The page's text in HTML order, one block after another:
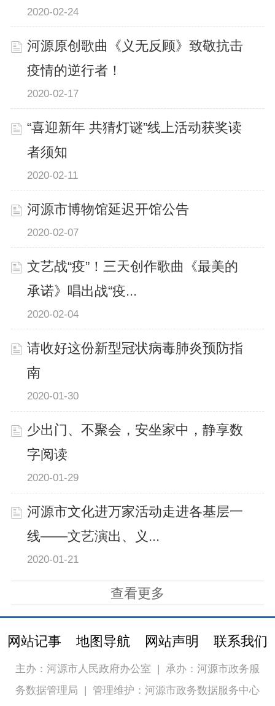
2020-02-24
河源原创歌曲《义无反顾》致敬抗击
疫情的逆行者！
2020-02-17
“喜迎新年 共猜灯谜”线上活动获奖读
者须知
2020-02-11
河源市博物馆延迟开馆公告
2020-02-07
文艺战“疫”！三天创作歌曲《最美的
承诺》唱出战“疫...
2020-02-04
请收好这份新型冠状病毒肺炎预防指
南
2020-01-30
少出门、不聚会，安坐家中，静享数
字阅读
2020-01-29
河源市文化进万家活动走进各基层一
线——文艺演出、义...
2020-01-21
查看更多
网站记事 地图导航 网站声明 联系我们
主办：河源市人民政府办公室
承办：河源市政务服
务数据管理局
管理维护：河源市政务数据服务中心